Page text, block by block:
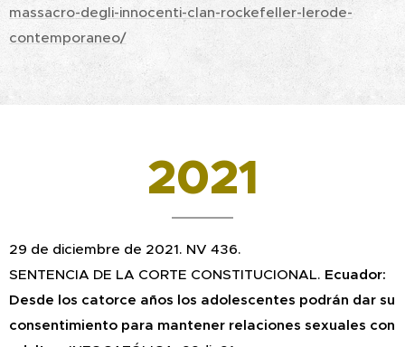
massacro-degli-innocenti-clan-rockefeller-lerode-
contemporaneo/
2021
29 de diciembre de 2021. NV 436.
SENTENCIA DE LA CORTE CONSTITUCIONAL. Ecuador:
Desde los catorce años los adolescentes podrán dar su
consentimiento para mantener relaciones sexuales con